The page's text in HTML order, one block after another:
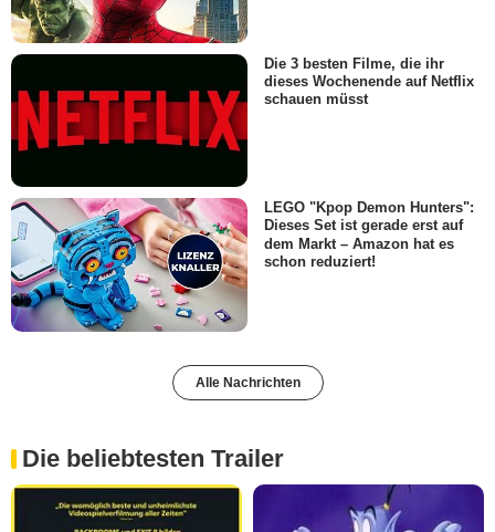
Die 3 besten Filme, die ihr
dieses Wochenende auf Netflix
schauen müsst
LEGO "Kpop Demon Hunters":
Dieses Set ist gerade erst auf
dem Markt – Amazon hat es
schon reduziert!
Alle Nachrichten
Die beliebtesten Trailer